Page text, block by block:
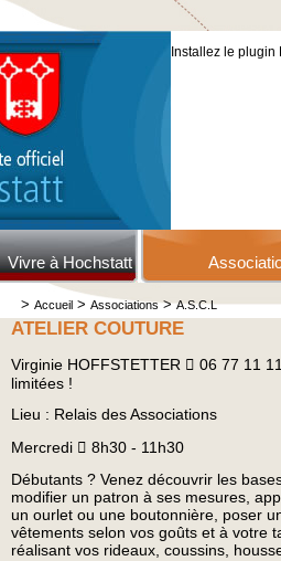
Installez le
Vivre à Hochstatt
> Accueil> Associations>A.S.C.L
ATELIER COUTURE
Virginie HOFFSTETTER  06 77 11
limitées !
Lieu : Relais des Associations
Mercredi  8h30 - 11h30
Débutants ? Venez découvrir les
modifier un patron à ses mesures,
un ourlet ou une boutonnière, poser
vêtements selon vos goûts et à votre
réalisant vos rideaux, coussins,